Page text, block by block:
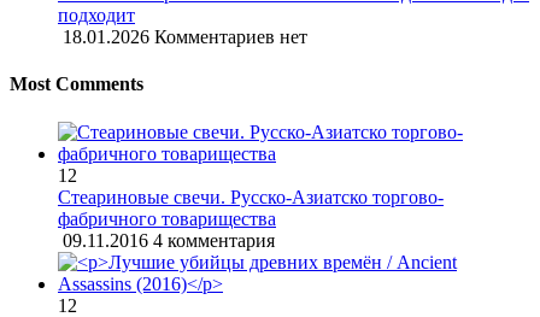
подходит
18.01.2026 Комментариев нет
Most Comments
12
Стеариновые свечи. Русско-Азиатско торгово-
фабричного товарищества
09.11.2016 4 комментария
12